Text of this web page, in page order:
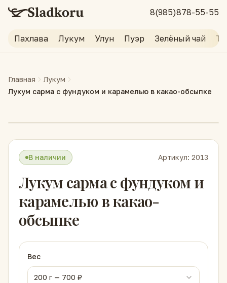
8(985)878-55-55
Пахлава Лукум Улун Пуэр Зелёный чай
Главная
Лукум
Лукум сарма с фундуком и карамелью в какао-обсыпке
В наличии Артикул: 2013
Лукум сарма с фундуком и
карамелью в какао-
обсыпке
Вес
200 г — 700 ₽